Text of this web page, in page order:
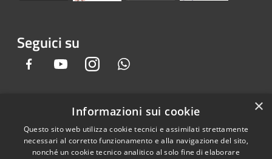
Seguici su
Facebook YoutubeInstagram
Accessibilità
Privacy
Gandino • Powered by
Municipium•Accesso
×
Informazioni sui cookie
Questo sito web utilizza cookie tecnici e assimilati strettamente
necessari al corretto funzionamento e alla navigazione del sito,
nonché un cookie tecnico analitico al solo fine di elaborare